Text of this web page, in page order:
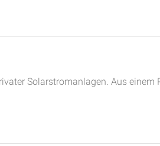
Solarstromanlagen. Aus einem